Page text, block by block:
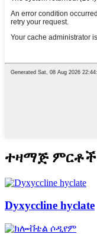
ተዛማጅ ምርቶች
Dyxyccline hyclate